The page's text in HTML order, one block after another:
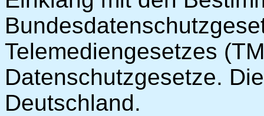
Telemediengesetzes
Datenschutzgesetze.
Deutschland.